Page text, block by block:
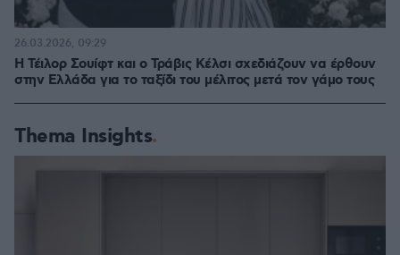
Η Τέιλορ Σουίφτ και ο Τράβις Κέλσι σχεδιάζουν να έρθουν
στην Ελλάδα για το ταξίδι του μέλιτος μετά τον γάμο τους
26.03.2026, 09:29
Thema Insights